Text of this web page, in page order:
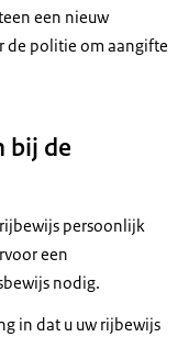
een nieuw
de politie om aangifte
bij de
persoonlijk
een
nodig.
in dat u uw rijbewijs